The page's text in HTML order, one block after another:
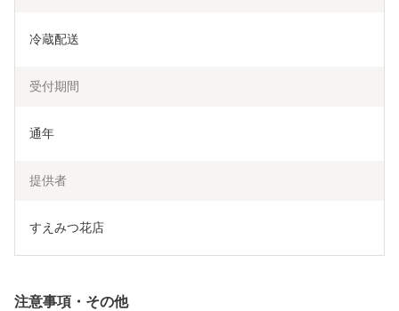
冷蔵配送
受付期間
通年
提供者
すえみつ花店
注意事項・その他